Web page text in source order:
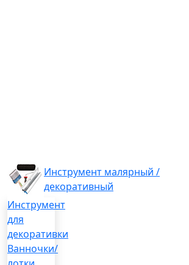
Инструмент малярный /
декоративный
Инструмент
для
декоративки
Ванночки/